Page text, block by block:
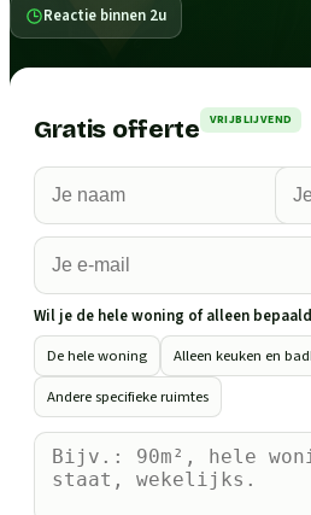
Reactie binnen 2u
Gratis offerte VRIJBLIJVEND
Wil je de hele woning of alleen
De hele woning
Alleen keuken en
Andere specifieke ruimtes